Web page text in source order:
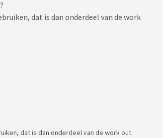
dat is dan onderdeel van de work
dat is dan onderdeel van de work out.